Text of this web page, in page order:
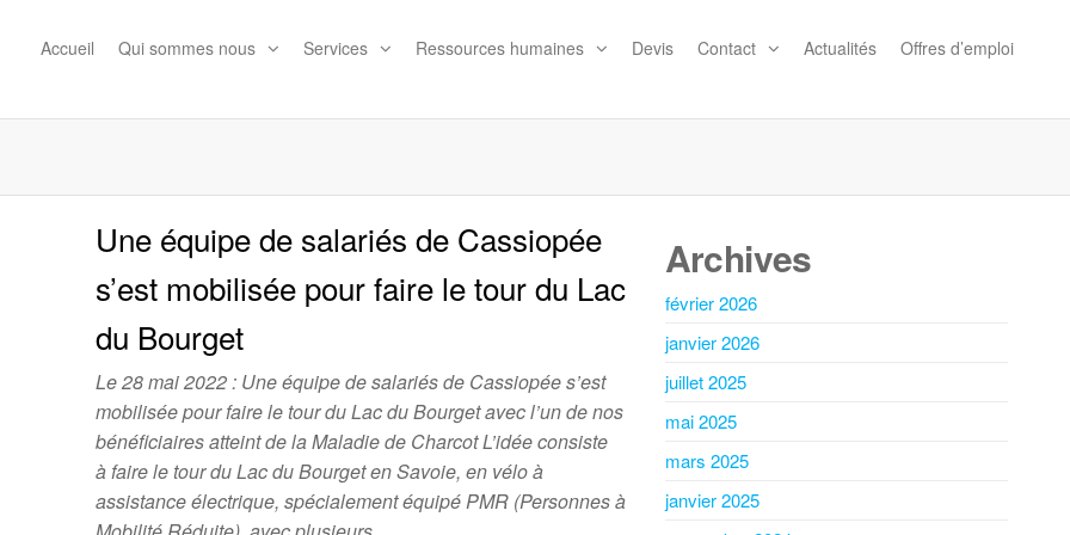
Accueil Qui sommes nous Services Ressources humaines Devis Contact Actualités Offres d’emploi
Une équipe de salariés de Cassiopée
s’est mobilisée pour faire le tour du Lac
du Bourget
Le 28 mai 2022 : Une équipe de salariés de Cassiopée s’est
mobilisée pour faire le tour du Lac du Bourget avec l’un de nos
bénéficiaires atteint de la Maladie de Charcot L’idée consiste
à faire le tour du Lac du Bourget en Savoie, en vélo à
assistance électrique, spécialement équipé PMR (Personnes à
Archives
février 2026
janvier 2026
juillet 2025
mai 2025
mars 2025
janvier 2025